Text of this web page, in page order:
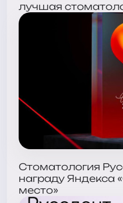
лучшая
Стоматология
награду Яндекса
место»